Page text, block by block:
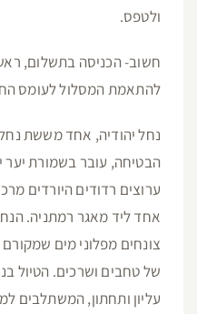
ולטפס.
חשוב- הכניסה בתשלום,
להתאמת המסלול לעומס
נחל יהודיה, אחד מששת
הבטיחה, עובר בשמורת יער
ערוצים רדודים היורדים
אחד ליד מאגר רמתניה.
צונחים מפלוני מים
של טחבים ושרכים. הטיול
עליון ותחתון, המשתלבים